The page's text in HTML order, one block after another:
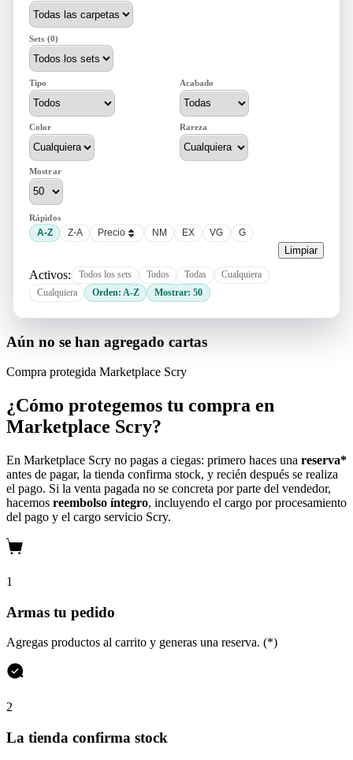
Sets (0)
Tipo Acabado
Color Rareza
Mostrar
Rápidos
A-Z Z-A Precio NM EX VG G
Limpiar
Activos: Todos los sets Todos Todas
Cualquiera
Cualquiera
Orden: A-Z Mostrar: 50
Aún no se han agregado cartas
Compra protegida Marketplace Scry
¿Cómo protegemos tu compra en
Marketplace Scry?
En Marketplace Scry no pagas a ciegas: primero haces una reserva*
antes de pagar, la tienda confirma stock, y recién después se realiza
el pago. Si la venta pagada no se concreta por parte del vendedor,
hacemos reembolso íntegro, incluyendo el cargo por procesamiento
del pago y el cargo servicio Scry.
1
Armas tu pedido
Agregas productos al carrito y generas una reserva. (*)
2
La tienda confirma stock